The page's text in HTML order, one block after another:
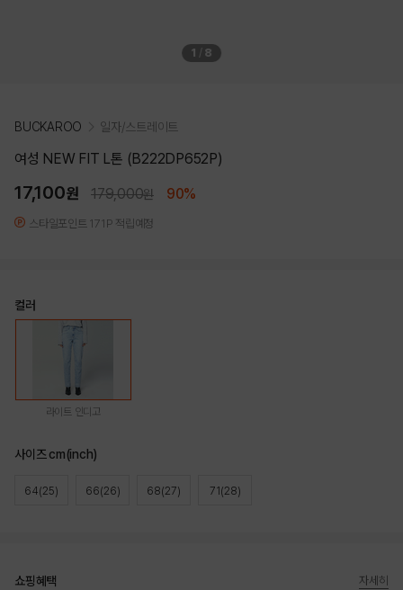
1 / 8
BUCKAROO 일자/스트레이트
여성 NEW FIT L톤 (B222DP652P)
17,100원 179,000원 90%
스타일포인트 171P 적립예정
컬러
라이트 인디고
사이즈 cm(inch)
64(25) 66(26) 68(27) 71(28)
쇼핑혜택
자세히